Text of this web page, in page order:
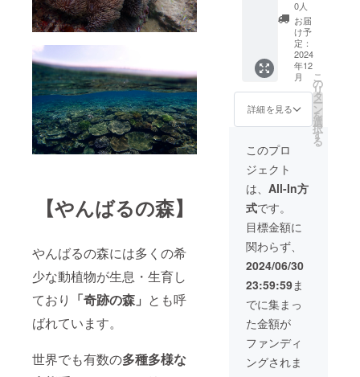
【やんばるの森】
やんばるの森には多くの希
少な動植物が生息・生育し
ており 「奇跡の森」 とも呼
ばれています。
世界でも有数の多種多様な
縄県名
護市天
仁屋
（詳細
な住所
は後日
ご連絡
にて共
有しま
以降
〈開催
場所〉
沖縄県
名護市
天仁屋
〈支援
者様の
交通費
援者様
の交通
費、滞
在費は
各自で
ご負担
をお願
い致し
ます。
〈支援
者様と
の連絡
方法〉
詳細は
メール
で連絡
致しま
す。
のオリ
ジナル
ボウ
ル 2つ
〈商品
詳細〉
直径
11cm
高さ
6cm ・
建設予
定の琉
球ガラ
ス工房
にて、
琉球ガ
ラスつ
くり体
験 10
名様分
※体験は
ご本人
様でな
くても
ご利用
いただ
けま
す。
〈日
ス 2つ
〈商品
詳細〉
直径
6.5cm
高さ
8.5cm
・琉球
ガラス
のオリ
ジナル
ショッ
トグラ
ス 2つ
〈商品
詳細〉
直径
4cm 高
さ6cm
・琉球
ガラス
のオリ
ジナル
ボウ
ル 2つ
〈商品
詳細〉
直径
11cm
0人
お届
け予
定：
2024
年12
月
詳細を見る
こ
の
リ
タ
ー
ン
を
選
択
す
る
このプロ
ジェクト
は、 All-In方
式です。
目標金額に
関わらず、
2024/06/30
23:59:59ま
でに集まっ
た金額が
ファンディ
ングされま